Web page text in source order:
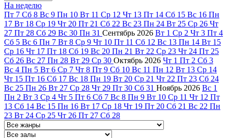
На неделю
Пт 7 Сб 8 Вс 9 Пн 10 Вт 11 Ср 12 Чт 13 Пт 14 Сб 15 Вс 16 Пн
17 Вт 18 Ср 19 Чт 20 Пт 21 Сб 22 Вс 23 Пн 24 Вт 25 Ср 26 Чт
27 Пт 28 Сб 29 Вс 30 Пн 31 Сентябрь 2026 Вт 1 Ср 2 Чт 3 Пт 4
Сб 5 Вс 6 Пн 7 Вт 8 Ср 9 Чт 10 Пт 11 Сб 12 Вс 13 Пн 14 Вт 15
Ср 16 Чт 17 Пт 18 Сб 19 Вс 20 Пн 21 Вт 22 Ср 23 Чт 24 Пт 25
Сб 26 Вс 27 Пн 28 Вт 29 Ср 30 Октябрь 2026 Чт 1 Пт 2 Сб 3
Вс 4 Пн 5 Вт 6 Ср 7 Чт 8 Пт 9 Сб 10 Вс 11 Пн 12 Вт 13 Ср 14
Чт 15 Пт 16 Сб 17 Вс 18 Пн 19 Вт 20 Ср 21 Чт 22 Пт 23 Сб 24
Вс 25 Пн 26 Вт 27 Ср 28 Чт 29 Пт 30 Сб 31 Ноябрь 2026 Вс 1
Пн 2 Вт 3 Ср 4 Чт 5 Пт 6 Сб 7 Вс 8 Пн 9 Вт 10 Ср 11 Чт 12 Пт
13 Сб 14 Вс 15 Пн 16 Вт 17 Ср 18 Чт 19 Пт 20 Сб 21 Вс 22 Пн
23 Вт 24 Ср 25 Чт 26 Пт 27 Сб 28